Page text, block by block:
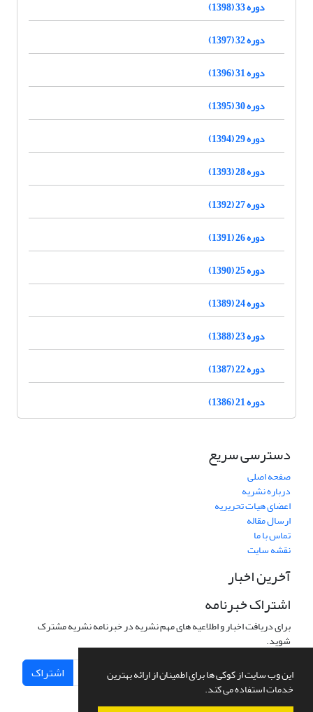
این وب سایت از کوکی ها برای اطمینان از ارائه بهترین
خدمات استفاده می کند.
دوره 33 (1398)
دوره 32 (1397)
دوره 31 (1396)
دوره 30 (1395)
دوره 29 (1394)
دوره 28 (1393)
دوره 27 (1392)
دوره 26 (1391)
دوره 25 (1390)
دوره 24 (1389)
دوره 23 (1388)
دوره 22 (1387)
دوره 21 (1386)
دسترسی سریع
صفحه اصلی
درباره نشریه
اعضای هیات تحریریه
ارسال مقاله
تماس با ما
نقشه سایت
آخرین اخبار
اشتراک خبرنامه
برای دریافت اخبار و اطلاعیه های مهم نشریه در خبرنامه نشریه مشترک
شوید.
اشتراک